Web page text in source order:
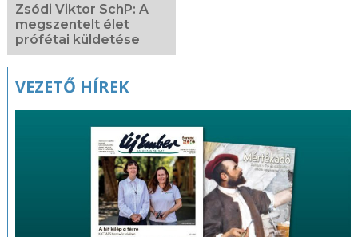
Zsódi Viktor SchP: A
megszentelt élet
prófétai küldetése
VEZETŐ HÍREK